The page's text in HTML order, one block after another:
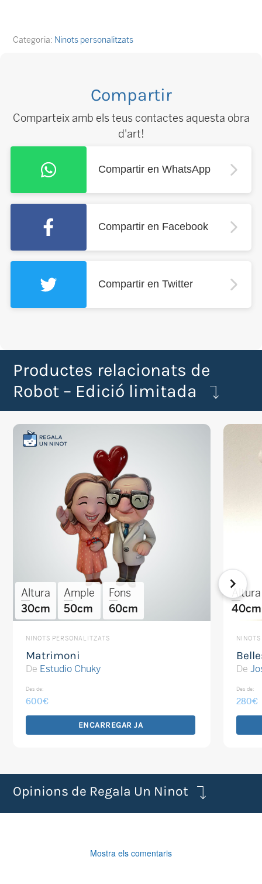
Categoria: Ninots personalitzats
Compartir
Comparteix amb els teus contactes aquesta obra
d'art!
Compartir en WhatsApp
Compartir en Facebook
Compartir en Twitter
Productes relacionats de
Robot – Edició limitada
Altura
30cm
Ample
50cm
Fons
60cm
NINOTS PERSONALITZATS
Matrimoni
De Estudio Chuky
Des de:
600€
ENCARREGAR JA
Altura
40cm
De
Des de:
280€
Opinions de Regala Un Ninot
Mostra els comentaris